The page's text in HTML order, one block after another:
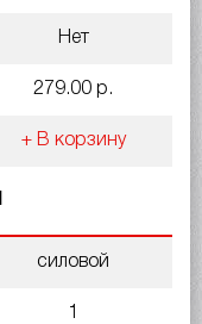
Нет
279.00 р.
+ В корзину
силовой
1